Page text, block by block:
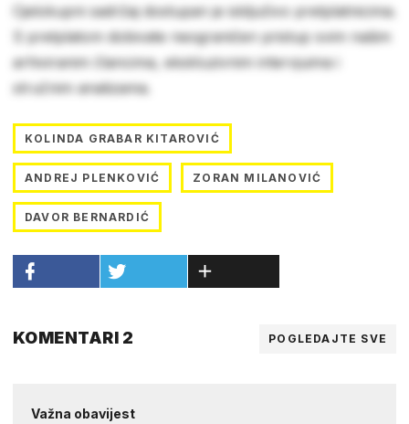
Cjelokupni sadržaj dostupan je isključivo pretplatnicima.
S pretplatom dobivate neograničen pristup svim našim
arhiviranim člancima, ekskluzivnim intervjuima i
stručnim analizama.
KOLINDA GRABAR KITAROVIĆ
ANDREJ PLENKOVIĆ ZORAN MILANOVIĆ
DAVOR BERNARDIĆ
KOMENTARI 2 POGLEDAJTE SVE
Važna obavijest